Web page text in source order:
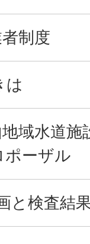
制度
は
域水道施
ポーザル
と検査結